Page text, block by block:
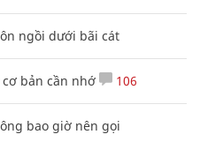
ngồi dưới bãi cát
bản cần nhớ 106
bao giờ nên gọi